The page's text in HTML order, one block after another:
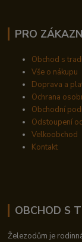
PRO
Obchod s
Vše o nákupu
Doprava a
Ochrana
Obchodní
Odstoupení
Velkoobchod
Kontakt
OBCHOD S
Železodům je